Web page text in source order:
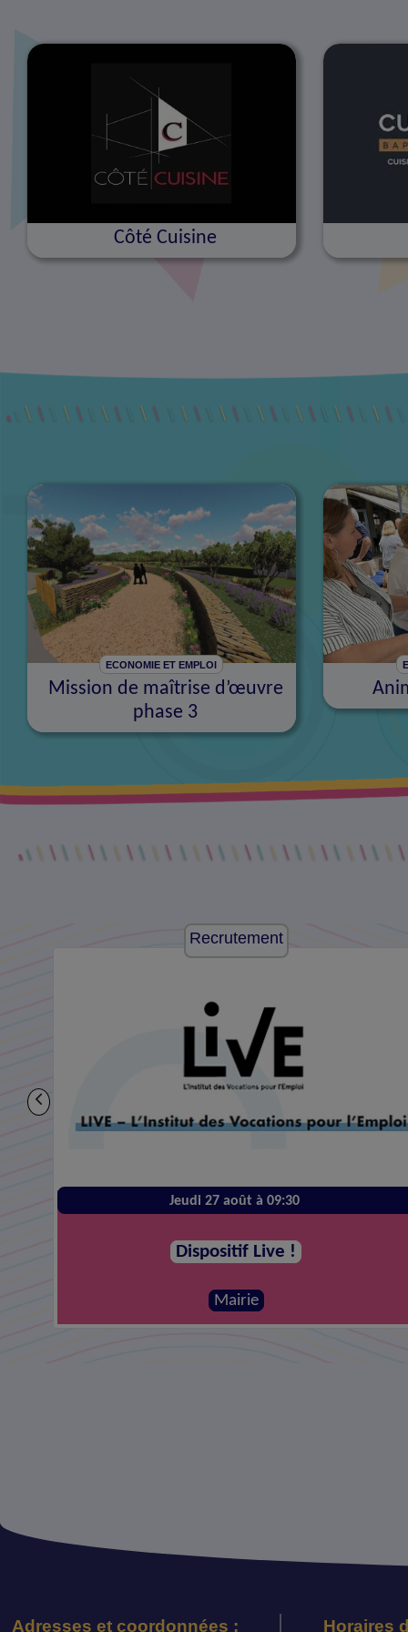
Côté Cuisine
ECONOMIE ET EMPLOI
Mission de maîtrise d’œuvre
phase 3
Recrutement
Jeudi 27 août à 09:30
Dispositif Live !
Mairie
Adresses et coordonnées : Horaires